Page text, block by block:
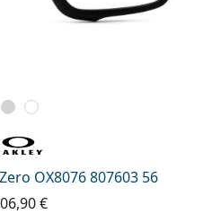
OX8076 807603 56
€